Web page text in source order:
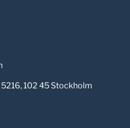
102 45 Stockholm